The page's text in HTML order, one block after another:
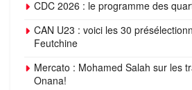
CDC 2026 : le programme des
CAN U23 : voici les 30
Feutchine
Mercato : Mohamed Salah sur les
Onana!